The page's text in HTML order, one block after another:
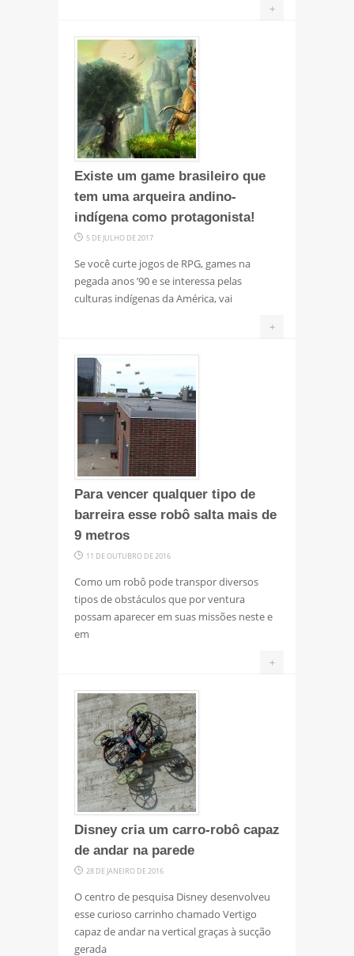
+
Existe um game brasileiro que
tem uma arqueira andino-
indígena como protagonista!
5 DE JULHO DE 2017
Se você curte jogos de RPG, games na
pegada anos ’90 e se interessa pelas
culturas indígenas da América, vai
+
Para vencer qualquer tipo de
barreira esse robô salta mais de
9 metros
11 DE OUTUBRO DE 2016
Como um robô pode transpor diversos
tipos de obstáculos que por ventura
possam aparecer em suas missões neste e
em
+
Disney cria um carro-robô capaz
de andar na parede
28 DE JANEIRO DE 2016
O centro de pesquisa Disney desenvolveu
esse curioso carrinho chamado Vertigo
capaz de andar na vertical graças à sucção
gerada